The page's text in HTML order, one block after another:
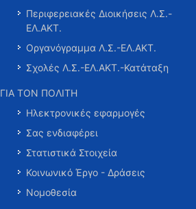
Περιφερειακές Διοικήσεις Λ.Σ.-
ΕΛ.ΑΚΤ.
Οργανόγραμμα Λ.Σ.-ΕΛ.ΑΚΤ.
Σχολές Λ.Σ.-ΕΛ.ΑΚΤ.-Κατάταξη
ΓΙΑ ΤΟΝ ΠΟΛΙΤΗ
Ηλεκτρονικές εφαρμογές
Σας ενδιαφέρει
Στατιστικά Στοιχεία
Κοινωνικό Έργο - Δράσεις
Νομοθεσία